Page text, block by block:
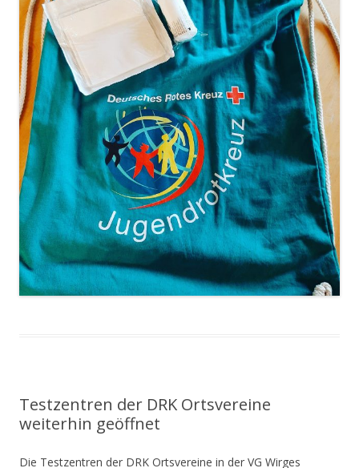
Testzentren der DRK Ortsvereine
weiterhin geöffnet
Die Testzentren der DRK Ortsvereine in der VG Wirges